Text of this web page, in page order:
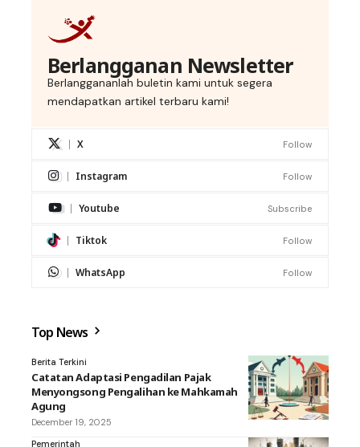
Berlangganan Newsletter
Berlanggananlah buletin kami untuk segera
mendapatkan artikel terbaru kami!
X Follow
Instagram Follow
Youtube Subscribe
Tiktok Follow
WhatsApp Follow
Top News
Berita Terkini
Catatan Adaptasi Pengadilan Pajak
Menyongsong Pengalihan ke Mahkamah
Agung
December 19, 2025
Pemerintah